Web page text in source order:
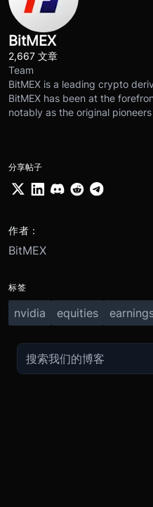
BitMEX
2,667 文章
Team
BitMEX is a leading crypto
BitMEX has been at the
notably as the original
分享帖子
作者：
BitMEX
标签
nvidia equities